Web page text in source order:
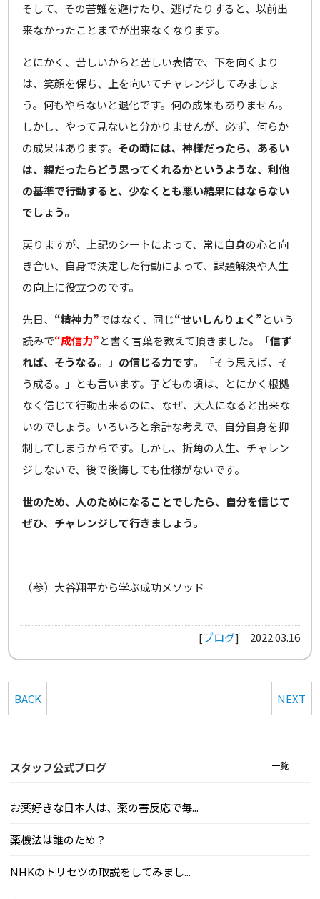
そして、その苦難を避けたり、逃げたりすると、以前出
来なかったことまでが出来なくなります。
とにかく、苦しいからと苦しい表情で、下を向くより
は、笑顔を保ち、上を向いてチャレンジしてみましょ
う。何もやらないと退化です。何の成果もありません。
しかし、やって見ないと分かりませんが、必ず、何らか
の成果はあります。 その時には、神様だったら、あるい
は、親だったらどう思ってくれるかというような、利他
の基準で行動すると、少なくとも悪い結果にはならない
でしょう。
戻りますが、上記のシートによって、常に自身の心と向
き合い、自身で決定した行動によって、課題解決や人生
の向上に役立つのです。
先日、 “精神力”ではなく、同じ“せいしんりょく”という
読みで“成信力”と書く言葉を教えて頂きました。
「信ず
れば、そうなる。」の信じる力です。
「そう思えば、そ
う成る。」とも言います。子どもの頃は、とにかく根拠
なく信じて行動出来るのに、なぜ、大人になると出来な
いのでしょう。いろいろと余計な考えで、自分自身を抑
制してしまうからです。しかし、折角の人生、チャレン
ジしないで、後で後悔しても仕様がないです。
世のため、人のためになることでしたら、自分を信じて
ぜひ、チャレンジして行きましょう。
（参）大谷翔平から学ぶ成功メソッド
[ブログ] 2022.03.16
BACK NEXT
スタッフ公式ブログ 一覧
お薬好きな日本人は、薬の害反応で毎...
薬機法は誰のため？
NHKのトリセツの取説をしてみまし...